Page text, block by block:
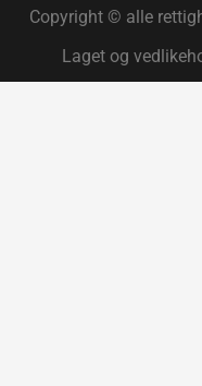
Copyright © alle
Laget og